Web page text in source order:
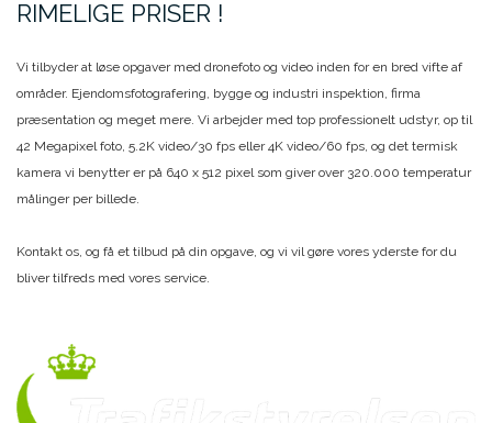
RIMELIGE PRISER !
Vi tilbyder at løse opgaver med dronefoto og video inden for en bred vifte af
områder. Ejendomsfotografering, bygge og industri inspektion, firma
præsentation og meget mere. Vi arbejder med top professionelt udstyr, op til
42 Megapixel foto, 5.2K video/30 fps eller 4K video/60 fps, og det termisk
kamera vi benytter er på 640 x 512 pixel som giver over 320.000 temperatur
målinger per billede.
Kontakt os, og få et tilbud på din opgave, og vi vil gøre vores yderste for du
bliver tilfreds med vores service.